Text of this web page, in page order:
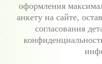
оформления
анкету на сайте,
согласования